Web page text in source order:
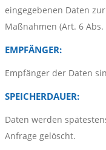
eingegebenen Daten
Maßnahmen (Art. 6 Abs.
EMPFÄNGER:
Empfänger der Daten
SPEICHERDAUER:
Daten werden
Anfrage gelöscht.